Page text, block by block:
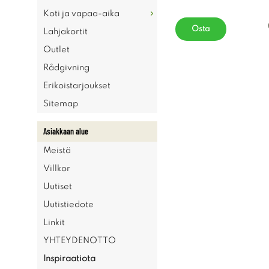
Koti ja vapaa-aika
Lahjakortit
Outlet
Rådgivning
Erikoistarjoukset
Sitemap
Asiakkaan alue
Meistä
Villkor
Uutiset
Uutistiedote
Linkit
YHTEYDENOTTO
Inspiraatiota
Osta